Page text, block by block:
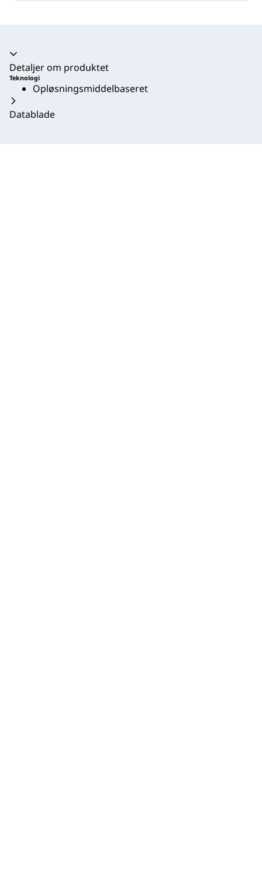
Harmonika kollapset
Detaljer om produktet
Teknologi
Opløsningsmiddelbaseret
Datablade